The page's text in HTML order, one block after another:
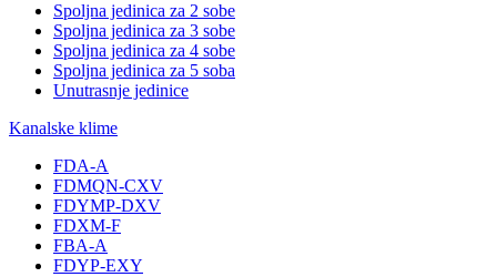
Spoljna jedinica za 2 sobe
Spoljna jedinica za 3 sobe
Spoljna jedinica za 4 sobe
Spoljna jedinica za 5 soba
Unutrasnje jedinice
Kanalske klime
FDA-A
FDMQN-CXV
FDYMP-DXV
FDXM-F
FBA-A
FDYP-EXY